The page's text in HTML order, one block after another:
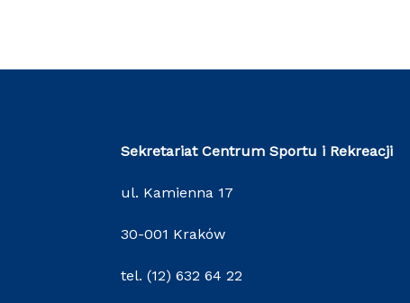
Sekretariat Centrum Sportu i Rekreacji
ul. Kamienna 17
30-001 Kraków
tel. (12) 632 64 22